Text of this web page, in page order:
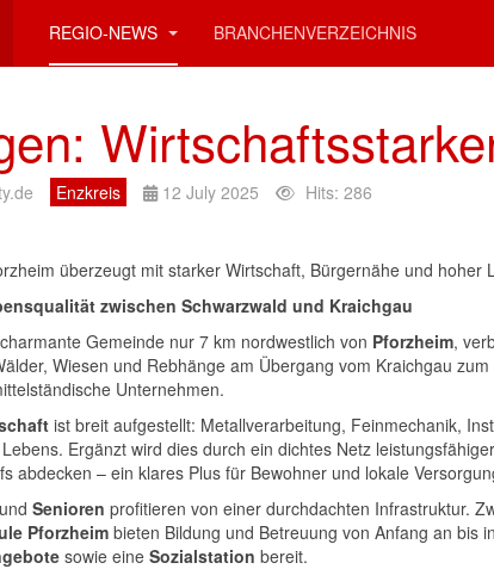
REGIO-NEWS BRANCHENVERZEICHNIS
Enzkreis 12 July 2025 Hits: 286
überzeugt mit starker Wirtschaft, Bürgernähe und
zwischen Schwarzwald und Kraichgau
Gemeinde nur 7 km nordwestlich von Pforzheim,
Wiesen und Rebhänge am Übergang vom Kraichgau
Unternehmen.
ist breit aufgestellt: Metallverarbeitung, Feinmechanik,
Ergänzt wird dies durch ein dichtes Netz leistungsfähiger
abdecken – ein klares Plus für Bewohner und lokale
und Senioren profitieren von einer durchdachten Infrastruktur.
Pforzheim bieten Bildung und Betreuung von Anfang an bis
sowie eine Sozialstation bereit.